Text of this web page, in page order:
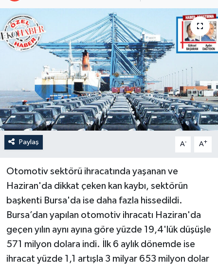
Paylaş A- A+
Otomotiv sektörü ihracatında yaşanan ve
Haziran'da dikkat çeken kan kaybı, sektörün
başkenti Bursa'da ise daha fazla hissedildi.
Bursa’dan yapılan otomotiv ihracatı Haziran'da
geçen yılın aynı ayına göre yüzde 19,4'lük düşüşle
571 milyon dolara indi. İlk 6 aylık dönemde ise
ihracat yüzde 1,1 artışla 3 milyar 653 milyon dolar